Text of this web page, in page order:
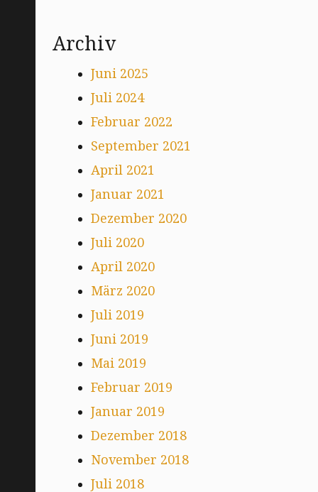
Archiv
Juni 2025
Juli 2024
Februar 2022
September 2021
April 2021
Januar 2021
Dezember 2020
Juli 2020
April 2020
März 2020
Juli 2019
Juni 2019
Mai 2019
Februar 2019
Januar 2019
Dezember 2018
November 2018
Juli 2018